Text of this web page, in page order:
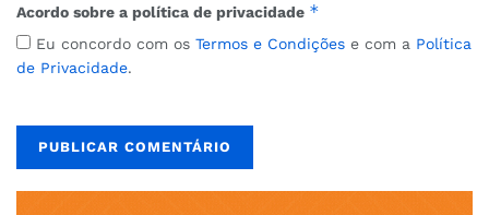
Acordo sobre a política de privacidade *
Eu concordo com os Termos e Condições e com a Política
de Privacidade.